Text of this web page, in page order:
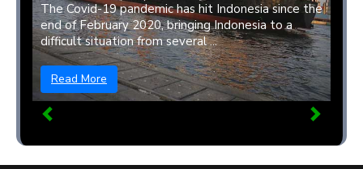
The Covid-19 pandemic has hit Indonesia since the
end of February 2020, bringing Indonesia to a
difficult situation from several ...
Read More